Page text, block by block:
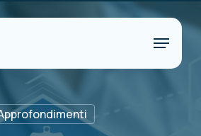
Menu